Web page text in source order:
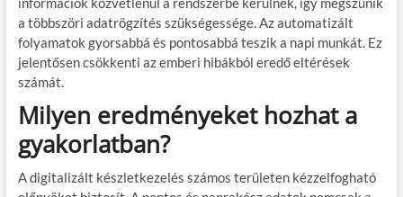
a többszöri adatrögzítés szükségessége. Az automatizált
folyamatok gyorsabbá és pontosabbá teszik a napi munkát. Ez
jelentősen csökkenti az emberi hibákból eredő eltérések
számát.
Milyen eredményeket hozhat a
gyakorlatban?
A digitalizált készletkezelés számos területen kézzelfogható